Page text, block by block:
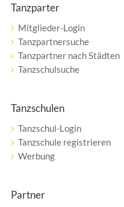
Tanzparter
Mitglieder-Login
Tanzpartnersuche
Tanzpartner nach Städten
Tanzschulsuche
Tanzschulen
Tanzschul-Login
Tanzschule registrieren
Werbung
Partner